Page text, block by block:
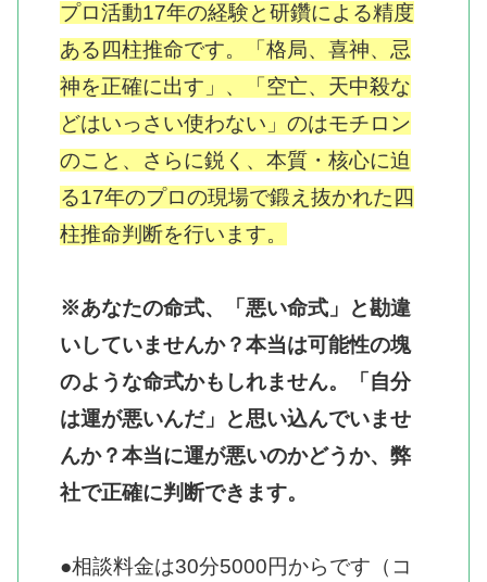
プロ活動17年の経験と研鑽による精度
ある四柱推命です。「格局、喜神、忌
神を正確に出す」、「空亡、天中殺な
どはいっさい使わない」のはモチロン
のこと、さらに鋭く、本質・核心に迫
る17年のプロの現場で鍛え抜かれた四
柱推命判断を行います。
※あなたの命式、「悪い命式」と勘違
いしていませんか？本当は可能性の塊
のような命式かもしれません。「自分
は運が悪いんだ」と思い込んでいませ
んか？本当に運が悪いのかどうか、弊
社で正確に判断できます。
●相談料金は30分5000円からです（コ